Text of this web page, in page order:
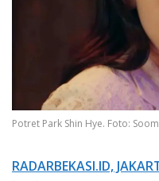
Potret Park Shin Hye. Foto:
RADARBEKASI.ID,